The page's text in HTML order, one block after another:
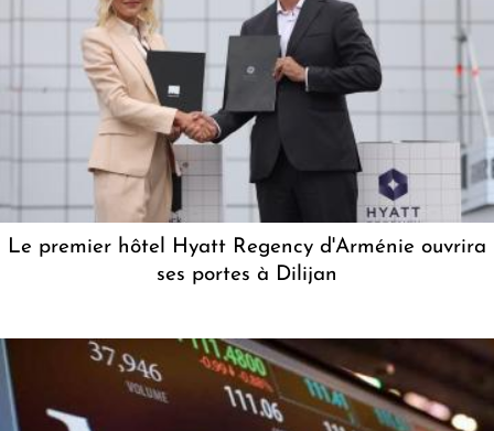
Le premier hôtel Hyatt Regency d'Arménie ouvrira
ses portes à Dilijan